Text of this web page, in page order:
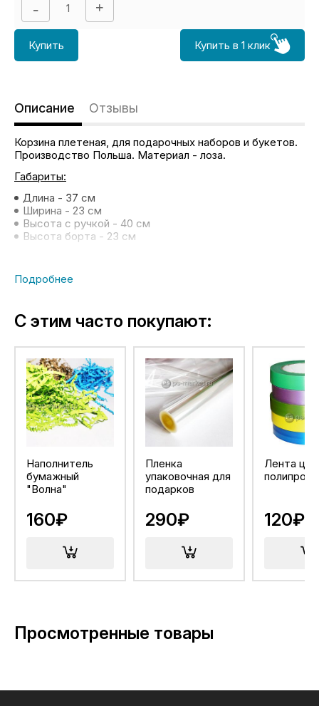
Купить Купить в 1 клик
Описание Отзывы
Корзина плетеная, для подарочных наборов и букетов.
Производство Польша. Материал - лоза.
Габариты:
Длина - 37 см
Ширина - 23 см
Высота с ручкой - 40 см
Высота борта - 23 см
С этим часто покупают:
Наполнитель
бумажный
"Волна"
160₽
Пленка
упаковочная для
подарков
290₽
Лента
120₽
Просмотренные товары